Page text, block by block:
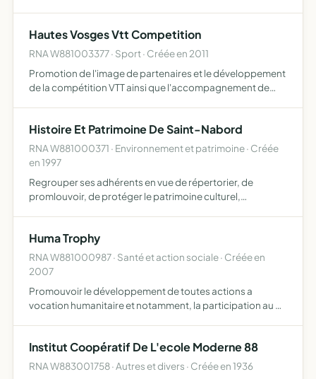
Hautes Vosges Vtt Competition
RNA W881003377 · Sport · Créée en 2011
Promotion de l'image de partenaires et le développement
de la compétition VTT ainsi que l'accompagnement de
Histoire Et Patrimoine De Saint-Nabord
RNA W881000371 · Environnement et patrimoine · Créée
en 1997
Regrouper ses adhérents en vue de répertorier, de
promlouvoir, de protéger le patrimoine culturel,
Huma Trophy
RNA W881000987 · Santé et action sociale · Créée en
2007
Promouvoir le développement de toutes actions a
vocation humanitaire et notamment, la participation au 4L
Institut Coopératif De L'ecole Moderne 88
RNA W883001758 · Autres et divers · Créée en 1936